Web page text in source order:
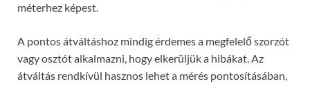
méterhez képest.
A pontos átváltáshoz mindig érdemes a megfelelő szorzót
vagy osztót alkalmazni, hogy elkerüljük a hibákat. Az
átváltás rendkívül hasznos lehet a mérés pontosításában,